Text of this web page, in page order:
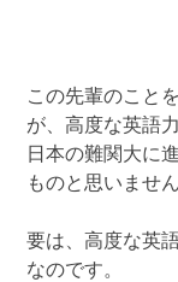
この先輩のこと
が、高度な英語
日本の難関大に
ものと思いません
要は、高度な英
なのです。